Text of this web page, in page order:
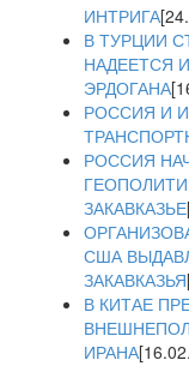
ИНТРИГА
В ТУРЦИИ
НАДЕЕТСЯ
ЭРДОГАНА
РОССИЯ И
РОССИЯ
ЗАКАВКАЗЬЕ
США
ЗАКАВКАЗЬЯ
В КИТАЕ
ИРАНА